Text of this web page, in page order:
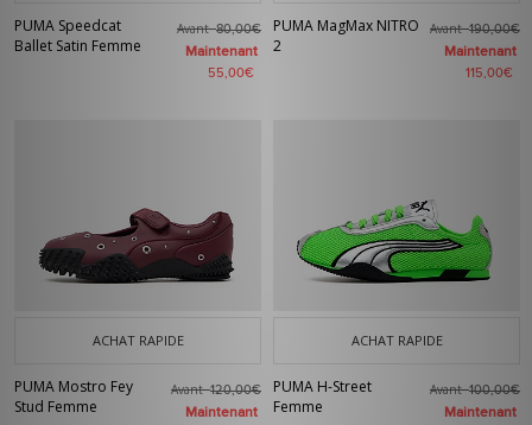
PUMA Speedcat
Ballet Satin Femme
Avant80,00€
Maintenant
55,00€
PUMA MagMax NITRO
2
Avant190,00€
Maintenant
115,00€
ACHAT RAPIDE
PUMA Mostro Fey
Stud Femme
Avant120,00€
Maintenant
ACHAT RAPIDE
PUMA H-Street
Femme
Avant100,00€
Maintenant